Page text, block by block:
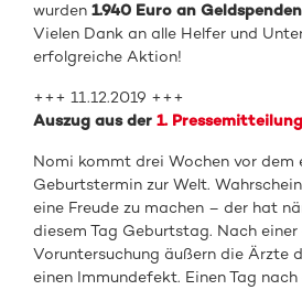
wurden1.940 Euro an Geldspenden
Vielen Dank an alle Helfer und
erfolgreiche Aktion!
+++ 11.12.2019 +++
Auszug aus der1. Pressemitteilung
Nomi kommt drei Wochen vor dem
Geburtstermin zur Welt.
eine Freude zu machen – der hat
diesem Tag Geburtstag. Nach einer
Voruntersuchung äußern die Ärzte
einen Immundefekt. Einen Tag